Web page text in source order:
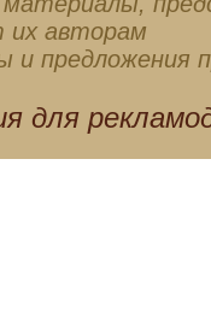
их авторам
и предложения
для